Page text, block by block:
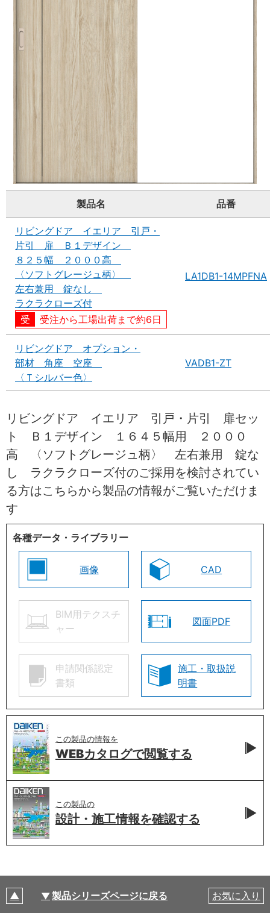
製品名 品番
リビングドア イエリア 引戸・
片引 扉 Ｂ１デザイン
８２５幅 ２０００高
〈ソフトグレージュ柄〉
左右兼用 錠なし
ラクラクローズ付
受注から工場出荷まで約6日
LA1DB1-14MPFNA
リビングドア オプション・
部材 角座 空座
〈Ｔシルバー色〉
VADB1-ZT
リビングドア イエリア 引戸・片引 扉セッ
ト Ｂ１デザイン １６４５幅用 ２０００
高 〈ソフトグレージュ柄〉 左右兼用 錠な
し ラクラクローズ付のご採用を検討されてい
る方はこちらから製品の情報がご覧いただけま
す
各種データ・ライブラリー
画像 CAD
BIM用テクスチ
ャー
図面PDF
申請関係認定
書類
施工・取扱説
明書
この製品の情報を
WEBカタログで閲覧する
この製品の
設計・施工情報を確認する
製品シリーズページに戻る お気に入り